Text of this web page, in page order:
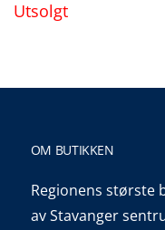
Utsolgt
OM BUTIKKEN
Regionens største
av Stavanger